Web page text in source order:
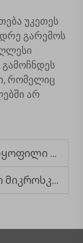
უკეთეს
გარემოს
რომელიც
არ
სახელმძღვანელო
გამოვლენილი